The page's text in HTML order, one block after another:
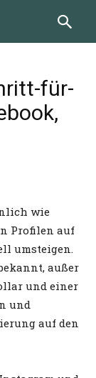
für-
wie
Profilen auf
umsteigen.
außer
und einer
und
auf den